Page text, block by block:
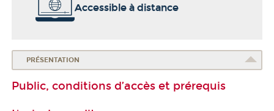
o
d
e
l
Accessible à distance
PRÉSENTATION
Public, conditions d’accès et prérequis